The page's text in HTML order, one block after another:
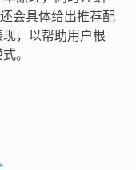
会具体给出推荐配
，以帮助用户根
。